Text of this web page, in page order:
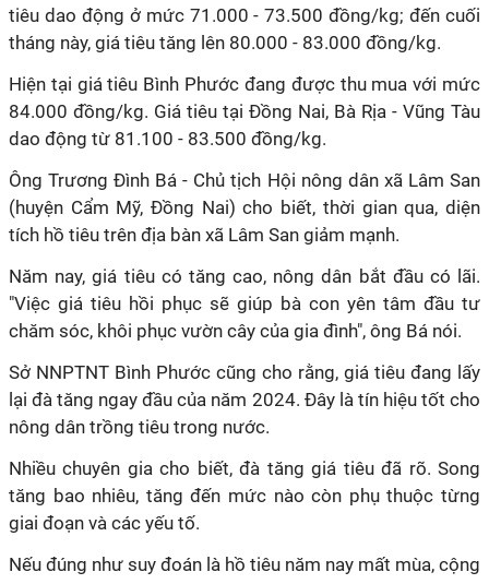
tiêu dao động ở mức 71.000 - 73.500 đồng/kg; đến cuối
tháng này, giá tiêu tăng lên 80.000 - 83.000 đồng/kg.
Hiện tại giá tiêu Bình Phước đang được thu mua với mức
84.000 đồng/kg. Giá tiêu tại Đồng Nai, Bà Rịa - Vũng Tàu
dao động từ 81.100 - 83.500 đồng/kg.
Ông Trương Đình Bá - Chủ tịch Hội nông dân xã Lâm San
(huyện Cẩm Mỹ, Đồng Nai) cho biết, thời gian qua, diện
tích hồ tiêu trên địa bàn xã Lâm San giảm mạnh.
Năm nay, giá tiêu có tăng cao, nông dân bắt đầu có lãi.
"Việc giá tiêu hồi phục sẽ giúp bà con yên tâm đầu tư
chăm sóc, khôi phục vườn cây của gia đình", ông Bá nói.
Sở NNPTNT Bình Phước cũng cho rằng, giá tiêu đang lấy
lại đà tăng ngay đầu của năm 2024. Đây là tín hiệu tốt cho
nông dân trồng tiêu trong nước.
Nhiều chuyên gia cho biết, đà tăng giá tiêu đã rõ. Song
tăng bao nhiêu, tăng đến mức nào còn phụ thuộc từng
giai đoạn và các yếu tố.
Nếu đúng như suy đoán là hồ tiêu năm nay mất mùa, cộng